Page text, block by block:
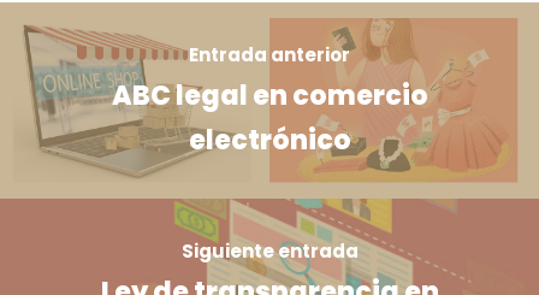
Entrada anterior
ABC legal en comercio
electrónico
Siguiente entrada